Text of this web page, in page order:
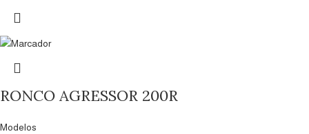
RONCO AGRESSOR 200R
Modelos